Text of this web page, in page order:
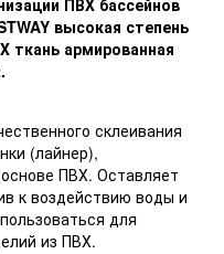
высокая степень
ткань армированная
склеивания
(лайнер),
ПВХ. Оставляет
к воздействию воды и
для
из ПВХ.